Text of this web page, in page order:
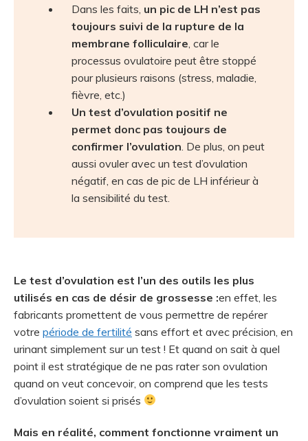
Dans les faits, un pic de LH n’est pas
toujours suivi de la rupture de la
membrane folliculaire, car le
processus ovulatoire peut être stoppé
pour plusieurs raisons (stress, maladie,
fièvre, etc.)
Un test d’ovulation positif ne
permet donc pas toujours de
confirmer l’ovulation. De plus, on peut
aussi ovuler avec un test d’ovulation
négatif, en cas de pic de LH inférieur à
la sensibilité du test.
Le test d’ovulation est l’un des outils les plus
utilisés en cas de désir de grossesse :en effet, les
fabricants promettent de vous permettre de repérer
votre période de fertilité sans effort et avec précision, en
urinant simplement sur un test ! Et quand on sait à quel
point il est stratégique de ne pas rater son ovulation
quand on veut concevoir, on comprend que les tests
d’ovulation soient si prisés
Mais en réalité, comment fonctionne vraiment un